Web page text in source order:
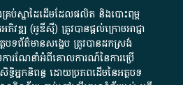
រប់​ស្នា​ដៃ​ដើម​ដែល​ផលិត​ និង​បោះពុម្ព​
វឌ្ឍ​​ (អូ​ឌី​ស៊ី)​ ត្រូវ​បាន​ផ្តល់​ក្រោម​អាជ្ញា
បទ​ព័ត៌មាន​សង្ខេប​ ត្រូវ​បាន​ដកស្រង់​
ារ​ណែនាំ​អំពី​គោលការណ៍​នៃ​ការ​ប្រើ
ធិអ្នកនិពន្ធ ដោយ​ប្រភពដើម​នៃ​​អត្ថបទ